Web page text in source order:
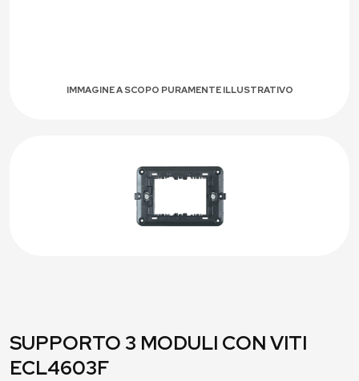
IMMAGINE A SCOPO PURAMENTE ILLUSTRATIVO
SUPPORTO 3 MODULI CON VITI
ECL4603F